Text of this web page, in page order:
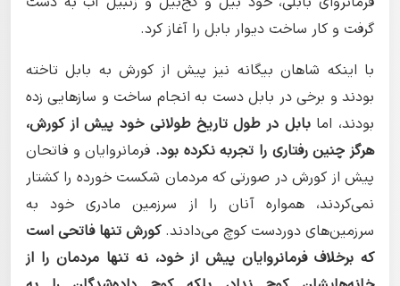
گرفت و کار ساخت دیوار بابل را آغاز کرد.
با اینکه شاهان بیگانه نیز پیش از کورش به بابل تاخته
بودند و برخی در بابل دست به انجام ساخت و سازهایی زده
بودند، امابابل در طول تاریخ طولانی خود پیش از کورش،
هرگز چنین رفتاری را تجربه نکرده بود. فرمانروایان و فاتحان
پیش از کورش در صورتی که مردمان شکست خورده را کشتار
نمی‌کردند، همواره آنان را از سرزمین مادری خود به
سرزمین‌های دوردست کوچ می‌دادند.کورش تنها فاتحی است
که برخلاف فرمانروایان پیش از خود، نه تنها مردمان را از